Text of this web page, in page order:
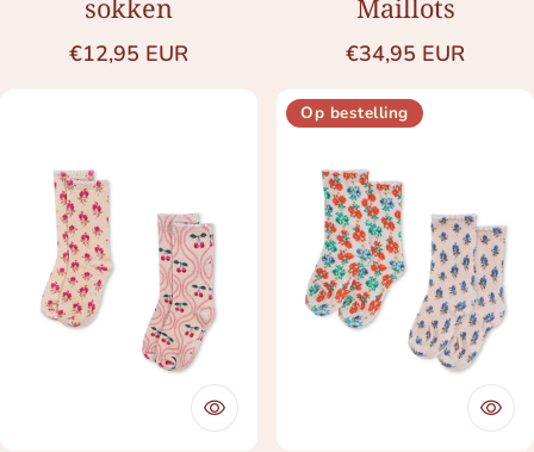
sokken
Normale prijs
€12,95 EUR
Maillots
Normale prijs
€34,95 EUR
Op bestelling